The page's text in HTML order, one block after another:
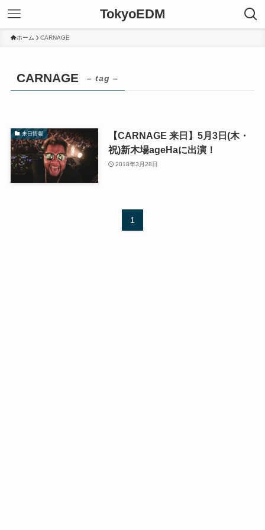
TokyoEDM
ホーム CARNAGE
CARNAGE – tag –
来日情報
【CARNAGE 来日】5月3日(木・
祝)新木場ageHaに出演！
2018年3月28日
1